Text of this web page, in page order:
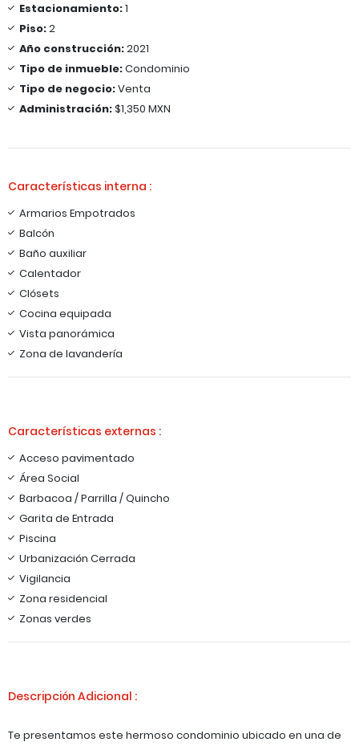
Estacionamiento:1
Piso:2
Año construcción:2021
Tipo de inmueble:Condominio
Tipo de negocio:Venta
Administración:$1,350 MXN
Características interna :
Armarios Empotrados
Balcón
Baño auxiliar
Calentador
Clósets
Cocina equipada
Vista panorámica
Zona de lavandería
Características externas :
Acceso pavimentado
Área Social
Barbacoa / Parrilla / Quincho
Garita de Entrada
Piscina
Urbanización Cerrada
Vigilancia
Zona residencial
Zonas verdes
Descripción Adicional :
Te presentamos este hermoso condominio ubicado en una de